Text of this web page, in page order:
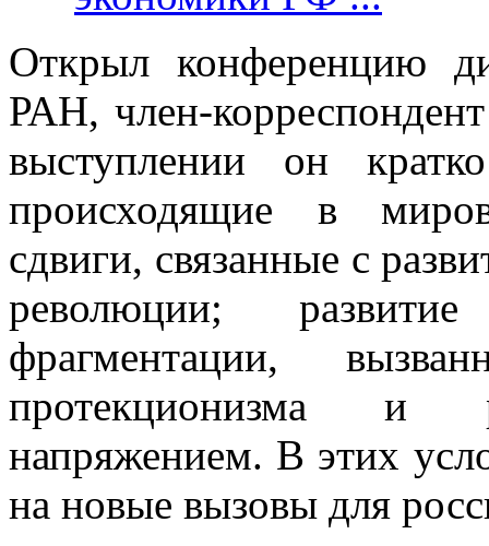
Открыл конференцию
РАН, член-
выступлении он
происходящие в
сдвиги, связанные с
революции;
фрагментации,
протекционизма и
напряжением. В этих
на новые вызовы для